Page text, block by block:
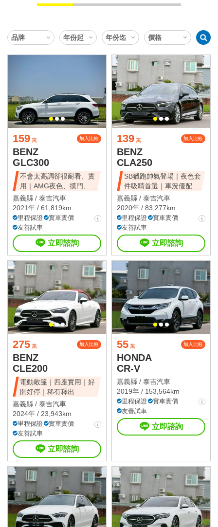
159 萬 加入比較
BENZ
GLC300
不會太高調卻很耐看、實
用｜AMG夜色、摸門、
LED頭燈
嘉義縣 / 泰吉汽車
2021年 / 61,819km
里程保證
實車實價
友善試車
立即諮詢
139 萬 加入比較
BENZ
CLA250
SB獵跑帥氣登場｜夜色套
件吸睛首選｜車況優配備
齊全
嘉義縣 / 泰吉汽車
2020年 / 83,277km
里程保證
實車實價
友善試車
立即諮詢
275 萬 加入比較
BENZ
CLE200
電動敞篷｜四座實用｜好
開好停｜稀有釋出
嘉義縣 / 泰吉汽車
2024年 / 23,943km
里程保證
實車實價
友善試車
立即諮詢
55 萬 加入比較
HONDA
CR-V
嘉義縣 / 泰吉汽車
2019年 / 153,564km
里程保證
實車實價
友善試車
立即諮詢